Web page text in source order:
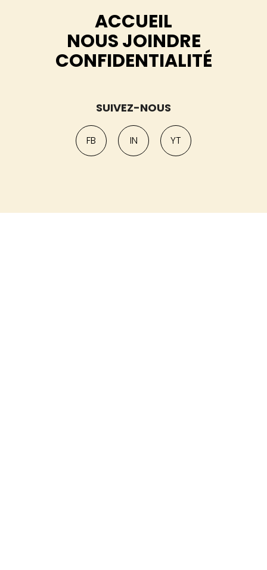
ACCUEIL
NOUS JOINDRE
CONFIDENTIALITÉ
SUIVEZ-NOUS
FB IN YT